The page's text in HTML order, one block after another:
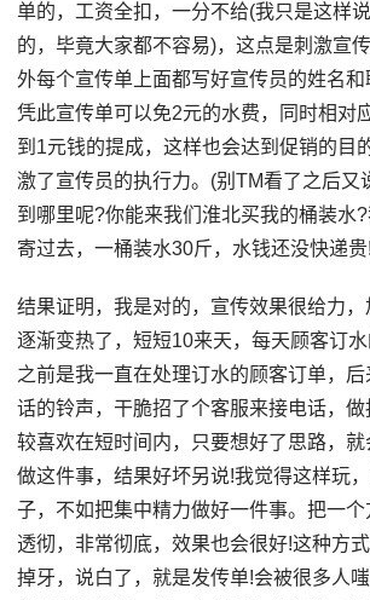
单的，工资全扣，一分不给(我只是这样
的，毕竟大家都不容易)，这点是刺激宣
外每个宣传单上面都写好宣传员的姓名
凭此宣传单可以免2元的水费，同时相对
到1元钱的提成，这样也会达到促销的目
激了宣传员的执行力。(别TM看了之后又
到哪里呢?你能来我们淮北买我的桶装水
寄过去，一桶装水30斤，水钱还没快递贵
结果证明，我是对的，宣传效果很给力
逐渐变热了，短短10来天，每天顾客订水
之前是我一直在处理订水的顾客订单，
话的铃声，干脆招了个客服来接电话，
较喜欢在短时间内，只要想好了思路，
做这件事，结果好坏另说!我觉得这样玩
子，不如把集中精力做好一件事。把一
透彻，非常彻底，效果也会很好!这种方
掉牙，说白了，就是发传单!会被很多人